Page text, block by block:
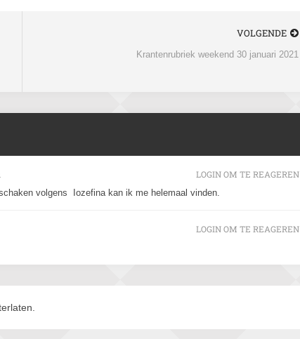
VOLGENDE
Krantenrubriek weekend 30 januari 2021
volgens Iozefina kan ik me helemaal vinden.
LOGIN OM TE REAGEREN
LOGIN OM TE REAGEREN